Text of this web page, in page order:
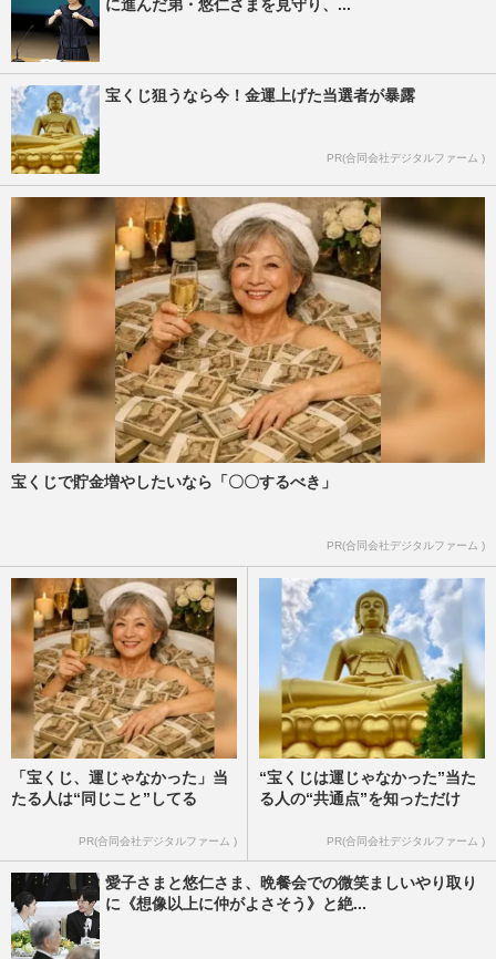
に進んだ弟・悠仁さまを見守り、...
宝くじ狙うなら今！金運上げた当選者が暴露
PR(合同会社デジタルファーム )
宝くじで貯金増やしたいなら「〇〇するべき」
PR(合同会社デジタルファーム )
「宝くじ、運じゃなかった」当
たる人は“同じこと”してる
PR(合同会社デジタルファーム )
“宝くじは運じゃなかった”当た
る人の“共通点”を知っただけ
PR(合同会社デジタルファーム )
愛子さまと悠仁さま、晩餐会での微笑ましいやり取り
に《想像以上に仲がよさそう》と絶...